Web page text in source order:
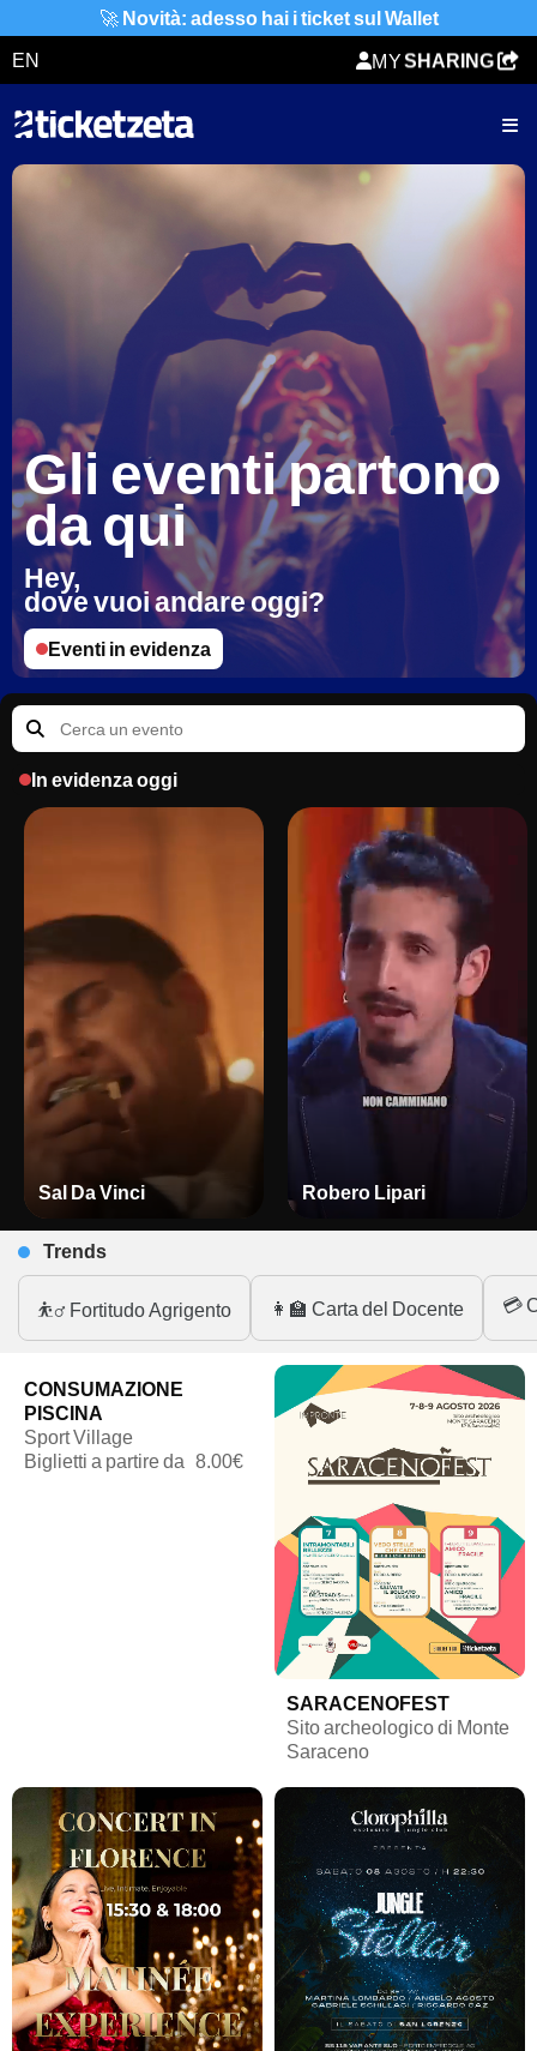
🚀 Novità: adesso hai i ticket sul Wallet
EN
MY
TICKETZETA
ORDER
SHARING
TICKET
Gli eventi partono
da qui
Hey,
dove vuoi andare oggi?
Eventi in evidenza
In evidenza oggi
Sal Da Vinci Robero Lipari
Trends
⛹️‍♂️ Fortitudo Agrigento 👩‍🏫 Carta del Docente 💳
CONSUMAZIONE
PISCINA
Sport Village
Biglietti a partire da 8.00€
SARACENOFEST
Sito archeologico di Monte
Saraceno